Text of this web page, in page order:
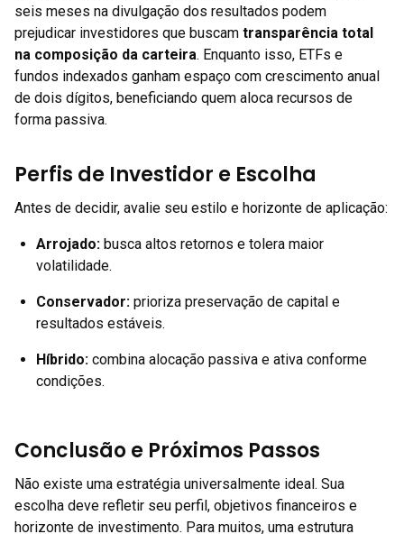
seis meses na divulgação dos resultados podem
prejudicar investidores que buscam transparência total
na composição da carteira. Enquanto isso, ETFs e
fundos indexados ganham espaço com crescimento anual
de dois dígitos, beneficiando quem aloca recursos de
forma passiva.
Perfis de Investidor e Escolha
Antes de decidir, avalie seu estilo e horizonte de aplicação:
Arrojado: busca altos retornos e tolera maior
volatilidade.
Conservador: prioriza preservação de capital e
resultados estáveis.
Híbrido: combina alocação passiva e ativa conforme
condições.
Conclusão e Próximos Passos
Não existe uma estratégia universalmente ideal. Sua
escolha deve refletir seu perfil, objetivos financeiros e
horizonte de investimento. Para muitos, uma estrutura